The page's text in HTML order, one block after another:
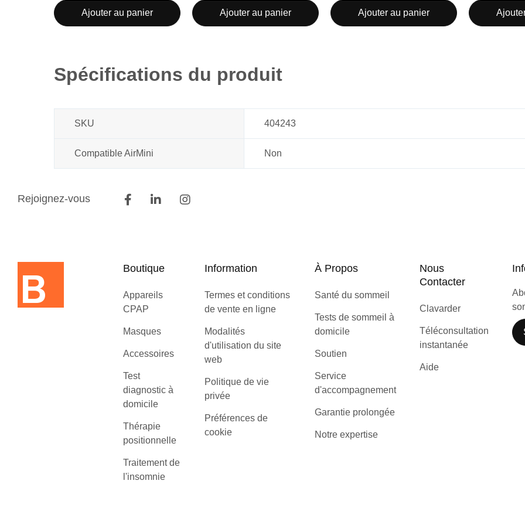
Ajouter au panier Ajouter au panier Ajouter au panier
Spécifications du produit
SKU 404243
Compatible AirMini Non
Rejoignez-vous
Boutique
Appareils
CPAP
Masques
Accessoires
Test
diagnostic à
domicile
Thérapie
positionnelle
Traitement de
l'insomnie
Information
Termes et conditions
de vente en ligne
Modalités
d'utilisation du site
web
Politique de vie
privée
Préférences de
cookie
À Propos
Santé du sommeil
Tests de sommeil à
domicile
Soutien
Service
d'accompagnement
Garantie prolongée
Notre expertise
Nous
Contacter
Clavarder
Téléconsultation
instantanée
Aide